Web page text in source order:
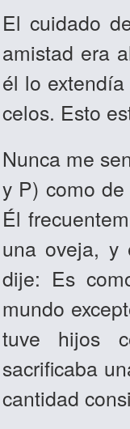
El cuidado
amistad era
él lo
celos. Esto
Nunca me
y P) como
Él
una oveja, y
dije: Es
mundo
tuve hijos
sacrificaba
cantidad